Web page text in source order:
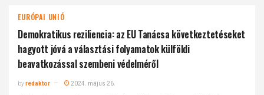
EURÓPAI UNIÓ
Demokratikus reziliencia: az EU Tanácsa következtetéseket
hagyott jóvá a választási folyamatok külföldi
beavatkozással szembeni védelméről
byredaktor 2024. május 26.